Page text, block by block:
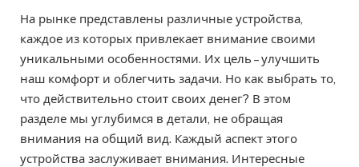
На рынке представлены различные устройства,
каждое из которых привлекает внимание своими
уникальными особенностями. Их цель – улучшить
наш комфорт и облегчить задачи. Но как выбрать то,
что действительно стоит своих денег? В этом
разделе мы углубимся в детали, не обращая
внимания на общий вид. Каждый аспект этого
устройства заслуживает внимания. Интересные